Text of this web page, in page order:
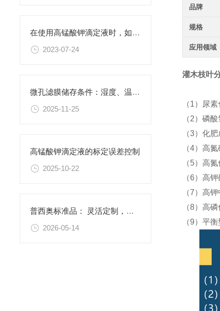
在使用高锰酸钾滴定液时，如何判断终点已经达到？
2023-07-24
微孔滤膜储存条件：湿度、温度与有效期管理指南
2025-11-25
高锰酸钾滴定液的标定误差控制
2025-10-22
普西奥标准品： 灵活定制，满足特殊需求
2026-05-14
品牌
规格
应用领域
灌木枝叶
（1）
（2）磷
（3）
（4）高
（5）高
（6）高
（7）高
（8）高
（9）平